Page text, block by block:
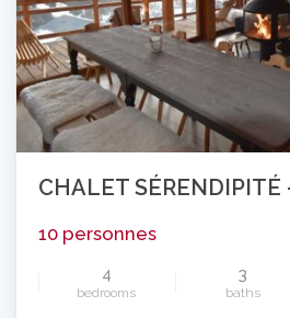
CHALET SÉRENDIPITÉ
10 personnes
4
bedrooms
3
baths